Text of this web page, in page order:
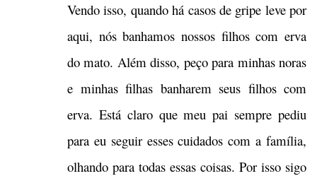
Vendo isso, quando há casos de gripe leve por
aqui, nós banhamos nossos filhos com erva
do mato. Além disso, peço para minhas noras
e minhas filhas banharem seus filhos com
erva. Está claro que meu pai sempre pediu
para eu seguir esses cuidados com a família,
olhando para todas essas coisas. Por isso sigo